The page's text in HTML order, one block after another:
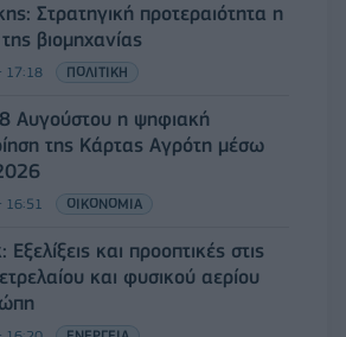
Στρατηγική προτεραιότητα η
βιομηχανίας
17:18 ΠΟΛΙΤΙΚΗ
Αυγούστου η ψηφιακή
της Κάρτας Αγρότη μέσω
16:51 ΟΙΚΟΝΟΜΙΑ
και προοπτικές στις
και φυσικού αερίου